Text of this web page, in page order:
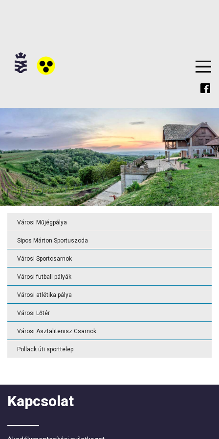
Városi Műjégpálya
Sipos Márton Sportuszoda
Városi Sportcsarnok
Városi futball pályák
Városi atlétika pálya
Városi Lőtér
Városi Asztalitenisz Csarnok
Pollack úti sporttelep
Kapcsolat